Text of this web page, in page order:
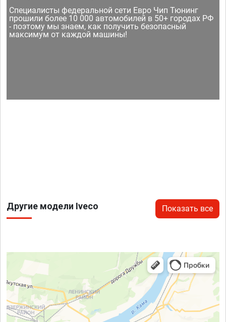
Специалисты федеральной сети Евро Чип Тюнинг
прошили более 10 000 автомобилей в 50+ городах РФ
- поэтому мы знаем, как получить безопасный
максимум от каждой машины!
Другие модели Iveco Показать все